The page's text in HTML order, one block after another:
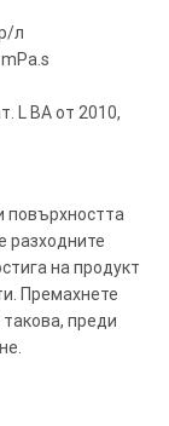
л
L BA от 2010,
повърхността
разходните
на продукт
Премахнете
преди